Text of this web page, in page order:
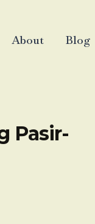
About Blog
Pasir-